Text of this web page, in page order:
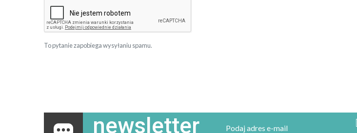
To pytanie zapobiega wysyłaniu spamu.
newsletter